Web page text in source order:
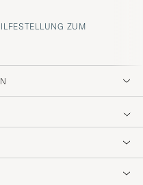
ZUM R
essential
CAREOFCARL.DE